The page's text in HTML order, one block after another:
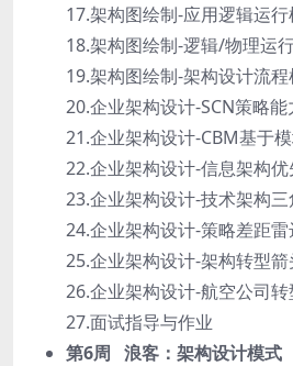
17.架构图绘制-应用逻辑运行
18.架构图绘制-逻辑/物理运
19.架构图绘制-架构设计流程
20.企业架构设计-SCN策略能
21.企业架构设计-CBM基于
22.企业架构设计-信息架构
23.企业架构设计-技术架构三
24.企业架构设计-策略差距
25.企业架构设计-架构转型
26.企业架构设计-航空公司
27.面试指导与作业
第6周 浪客：架构设计模式